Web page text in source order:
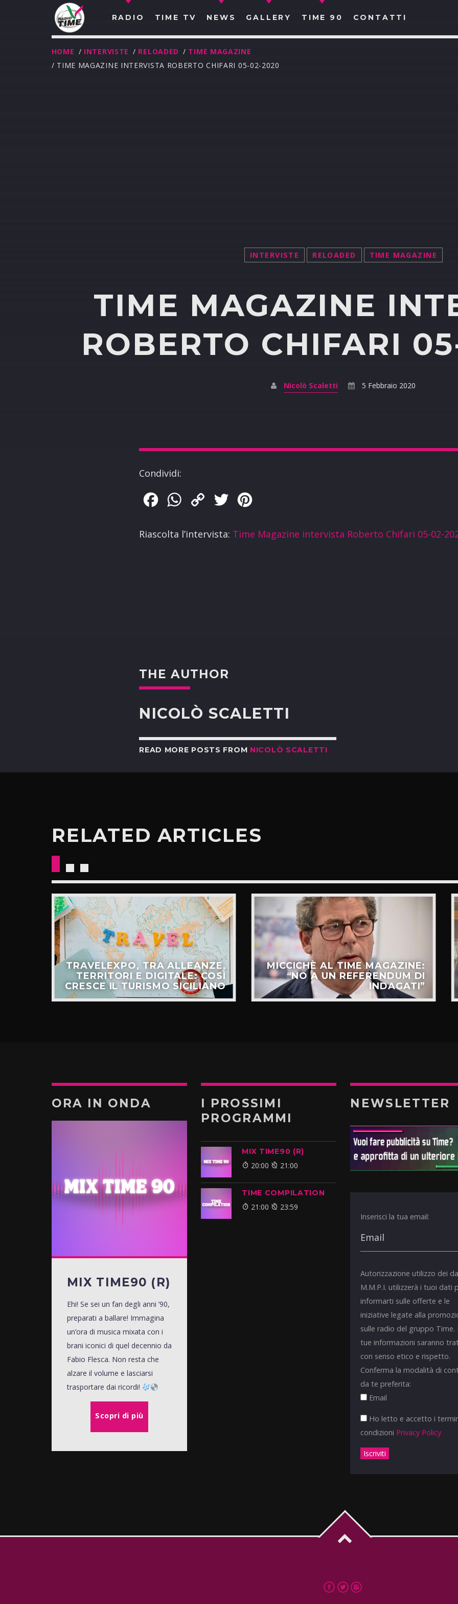
RADIO TIME TV NEWS GALLERY TIME 90 CONTATTI
HOME / INTERVISTE / RELOADED / TIME MAGAZINE
/ TIME MAGAZINE INTERVISTA ROBERTO CHIFARI 05-02-2020
INTERVISTE RELOADED TIME MAGAZINE
TIME MAGAZINE
ROBERTO CHIFARI
Nicolò Scaletti 5 Febbraio 2020
Condividi:
FacebookWhatsApp
Copy
Twitter
Riascolta l’intervista: Time Magazine intervista Roberto Chifari 05-02-
THE AUTHOR
NICOLÒ SCALETTI
READ MORE POSTS FROM NICOLÒ SCALETTI
RELATED ARTICLES
TRAVELEXPO, TRA ALLEANZE,
TERRITORI E DIGITALE: COSÌ
CRESCE IL TURISMO SICILIANO
MICCICHÈ AL TIME MAGAZINE:
“NO A UN REFERENDUM DI
INDAGATI”
ORA IN ONDA
MIX TIME90 (R)
Ehi! Se sei un fan degli anni ’90,
preparati a ballare! Immagina
un’ora di musica mixata con i
brani iconici di quel decennio da
Fabio Flesca. Non resta che
alzare il volume e lasciarsi
trasportare dai ricordi!
Scopri di più
I PROSSIMI
PROGRAMMI
MIX TIME90 (R)
20:00 21:00
TIME COMPILATION
21:00 23:59
NEWSLETTER
Inserisci la tua email:
Autorizzazione utilizzo dei
M.M.P.I. utilizzerà i tuoi dati
informarti sulle offerte e le
iniziative legate alla
sulle radio del gruppo Time.
tue informazioni saranno
con senso etico e rispetto.
Conferma la modalità di
da te preferita:
Email
Ho letto e accetto i
condizioni Privacy Policy